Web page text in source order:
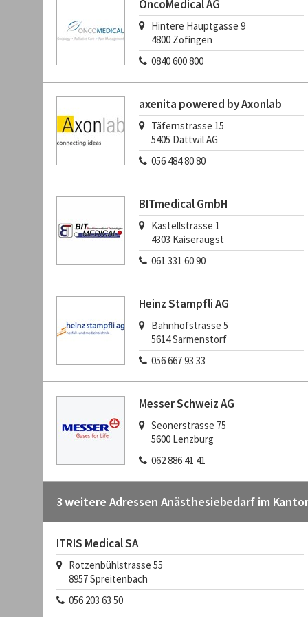
OncoMedical AG
Hintere Hauptgasse 9
4800 Zofingen
0840 600 800
axenita powered by Axonlab
Täfernstrasse 15
5405 Dättwil AG
056 484 80 80
BITmedical GmbH
Kastellstrasse 1
4303 Kaiseraugst
061 331 60 90
Heinz Stampfli AG
Bahnhofstrasse 5
5614Sarmenstorf
056 667 93 33
Messer Schweiz AG
Seonerstrasse 75
5600 Lenzburg
062 886 41 41
3 weitere Adressen Anästhesiebedarf im
ITRIS Medical SA
Rotzenbühlstrasse 55
8957Spreitenbach
056 203 63 50